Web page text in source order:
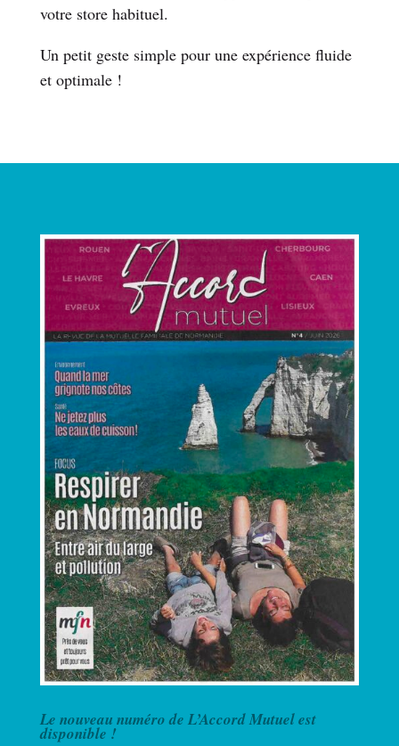
votre store habituel.
Un petit geste simple pour une expérience fluide
et optimale !
Le nouveau numéro de L’Accord Mutuel est
disponible !